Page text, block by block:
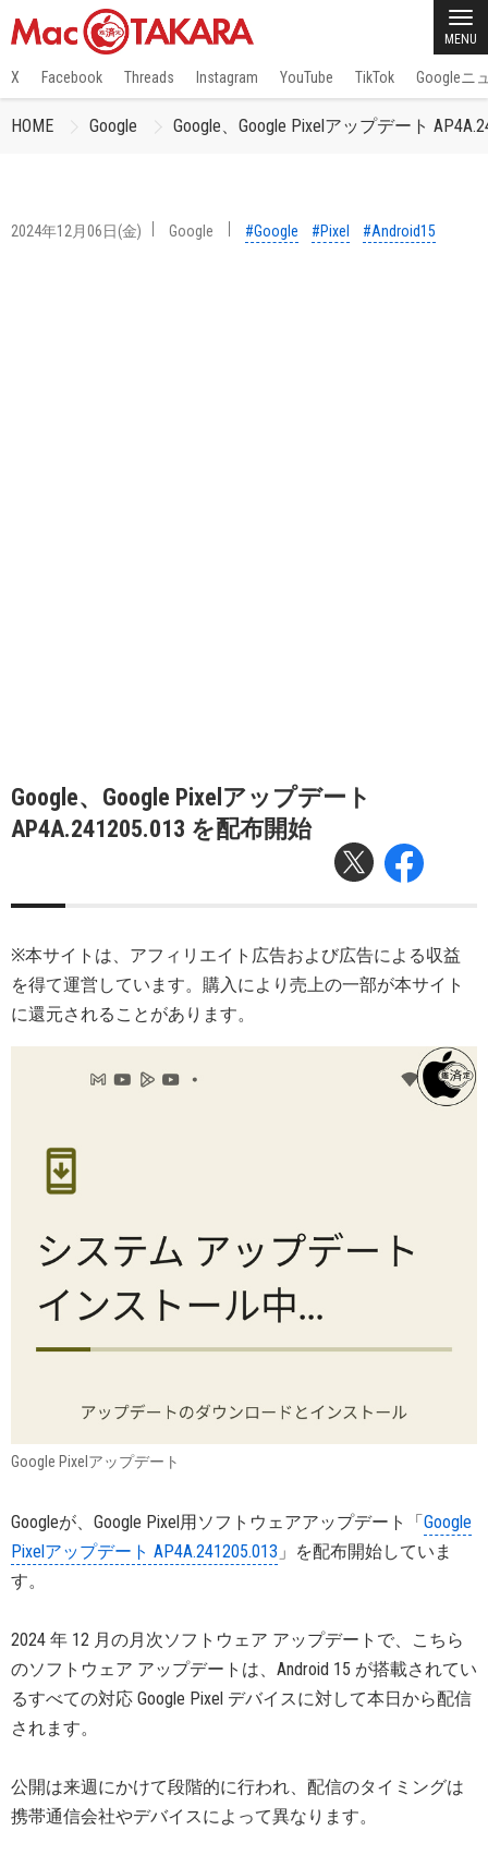
MENU
X Facebook Threads Instagram YouTube TikTok Googleニ
HOME Google Google、Google Pixelアップデート
2024年12月06日(金) Google #Google #Pixel #Android15
Google、Google Pixelアップデート
AP4A.241205.013 を配布開始
※本サイトは、アフィリエイト広告および広告による収益
を得て運営しています。購入により売上の一部が本サイト
に還元されることがあります。
Google Pixelアップデート
Googleが、Google Pixel用ソフトウェアアップデート「Google
Pixelアップデート AP4A.241205.013 」を配布開始していま
す。
2024 年 12 月の月次ソフトウェア アップデートで、こちら
のソフトウェア アップデートは、Android 15 が搭載されてい
るすべての対応 Google Pixel デバイスに対して本日から配信
されます。
公開は来週にかけて段階的に行われ、配信のタイミングは
携帯通信会社やデバイスによって異なります。